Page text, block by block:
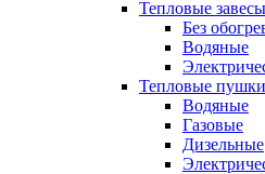
Тепловые завесы
Без
Водяные
Тепловые пушки
Водяные
Газовые
Дизельные